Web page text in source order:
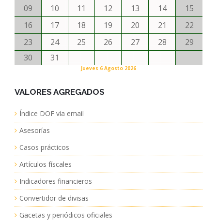
09
10 11 12 13 14
15
16
17 18 19 20 21
22
23
24 25 26 27 28
29
30
31
Jueves 6 Agosto 2026
VALORES AGREGADOS
Índice DOF vía email
Asesorías
Casos prácticos
Artículos físcales
Indicadores financieros
Convertidor de divisas
Gacetas y periódicos oficiales
Tipo de Cambio
06 ago. 2026
$17.2317